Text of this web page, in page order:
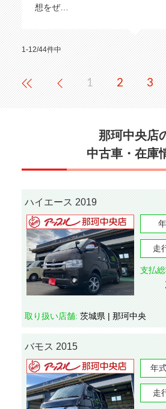
想をぜ…
1-12/44件中
1 2 3
那珂中央店
中古車・在庫
ハイエース 2019
走
支払
取り扱い店舗: 茨城県 | 那珂中央
バモス 2015
年
走